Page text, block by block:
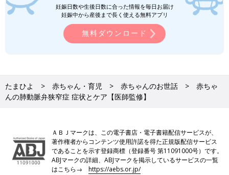
妊娠日数や生後日数に合った情報を毎日お届け
妊娠中から産後まで長く使える無料アプリ
無料ダウンロード
たまひよ 赤ちゃん・育児 赤ちゃんのお世話
赤ちゃ
んの肺動脈弁狭窄症 症状とケア【医師監修】
ＡＢＪマークは、この電子書店・電子書籍配信サービスが、
著作権者からコンテンツ使用許諾を得た正規版配信サービス
であることを示す登録商標（登録番号 第11091000号）です。
ABJマークの詳細、ABJマークを掲示しているサービスの一覧
はこちら→https://aebs.or.jp/